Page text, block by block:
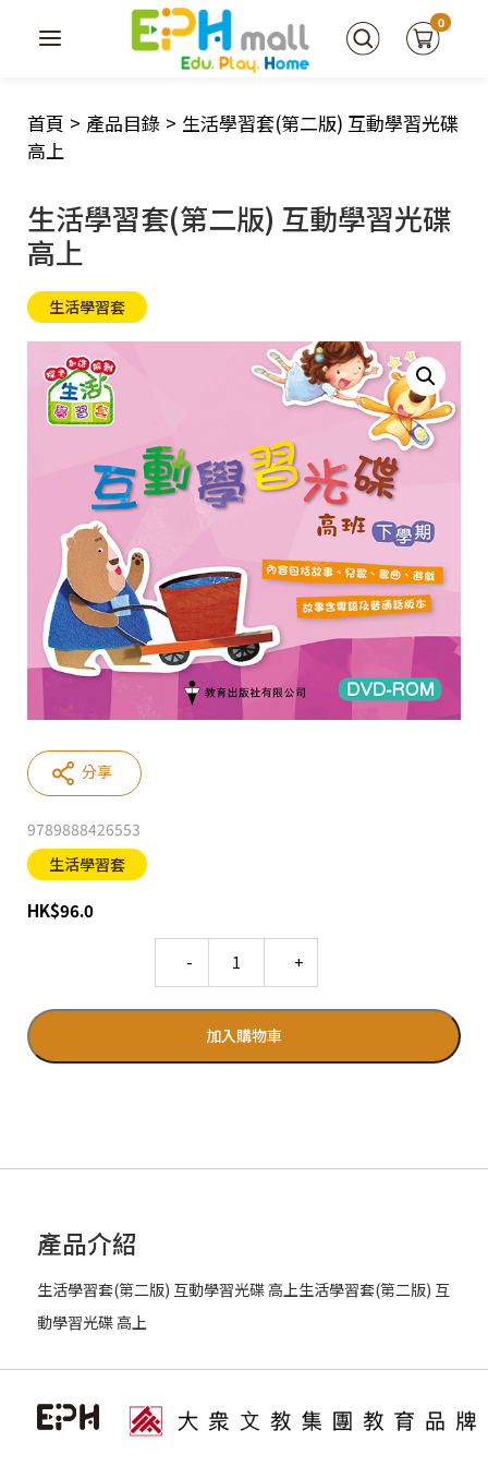
0
首頁 > 產品目錄 > 生活學習套(第二版) 互動學習光碟
高上
生活學習套(第二版) 互動學習光碟
高上
生活學習套
9789888426553
生活學習套
HK$96.0
加入購物車
分享
產品介紹
生活學習套(第二版) 互動學習光碟 高上生活學習套(第二版) 互
動學習光碟 高上